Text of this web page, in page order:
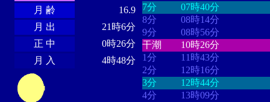
月 齢
16.9
月 出
21時6分
正 中
0時26分
月 入
4時48分
7分
07時40分
8分
08時14分
9分
08時56分
干潮
10時26分
1分
11時43分
2分
12時16分
3分
12時44分
4分
13時09分